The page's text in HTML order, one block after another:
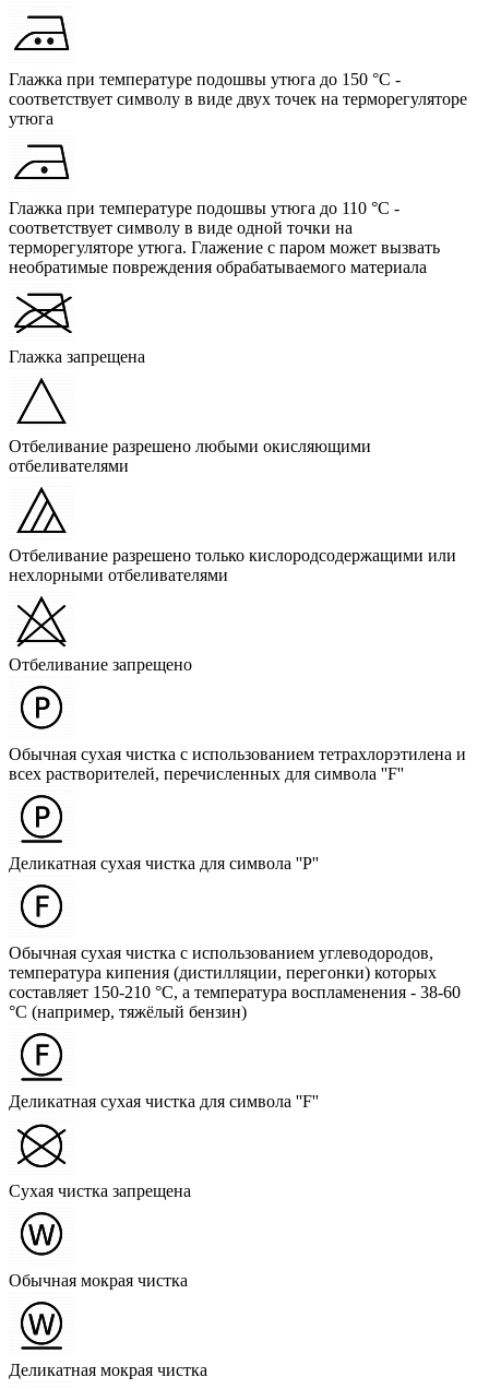
Глажка при температуре подошвы утюга до 150 °C -
соответствует символу в виде двух точек на терморегуляторе
утюга
Глажка при температуре подошвы утюга до 110 °C -
соответствует символу в виде одной точки на
терморегуляторе утюга. Глажение с паром может вызвать
необратимые повреждения обрабатываемого материала
Глажка запрещена
Отбеливание разрешено любыми окисляющими
отбеливателями
Отбеливание разрешено только кислородсодержащими или
нехлорными отбеливателями
Отбеливание запрещено
Обычная сухая чистка с использованием тетрахлорэтилена и
всех растворителей, перечисленных для символа ''F''
Деликатная сухая чистка для символа ''P''
Обычная сухая чистка с использованием углеводородов,
температура кипения (дистилляции, перегонки) которых
составляет 150-210 °C, а температура воспламенения - 38-60
°C (например, тяжёлый бензин)
Деликатная сухая чистка для символа ''F''
Сухая чистка запрещена
Обычная мокрая чистка
Деликатная мокрая чистка